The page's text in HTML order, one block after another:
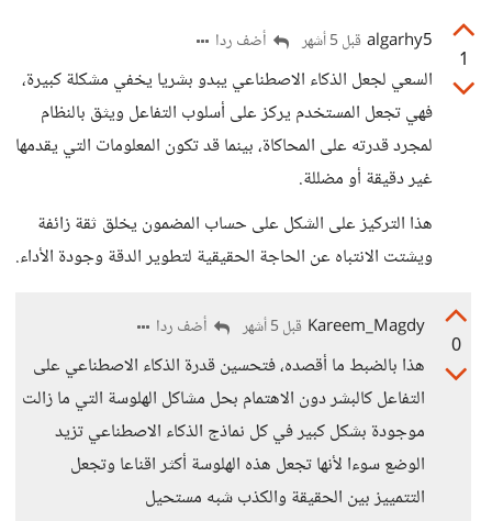
1
algarhy5 قبل 5 أشهر أضف ردا
السعي لجعل الذكاء الاصطناعي يبدو بشريا يخفي مشكلة كبيرة،
فهي تجعل المستخدم يركز على أسلوب التفاعل ويثق بالنظام
لمجرد قدرته على المحاكاة، بينما قد تكون المعلومات التي يقدمها
غير دقيقة أو مضللة.
هذا التركيز على الشكل على حساب المضمون يخلق ثقة زائفة
ويشتت الانتباه عن الحاجة الحقيقية لتطوير الدقة وجودة الأداء.
0
Kareem_Magdy قبل 5 أشهر أضف ردا
هذا بالضبط ما أقصده، فتحسين قدرة الذكاء الاصطناعي على
التفاعل كالبشر دون الاهتمام بحل مشاكل الهلوسة التي ما زالت
موجودة بشكل كبير في كل نماذج الذكاء الاصطناعي تزيد
الوضع سوءا لأنها تجعل هذه الهلوسة أكثر اقناعا وتجعل
التتمييز بين الحقيقة والكذب شبه مستحيل